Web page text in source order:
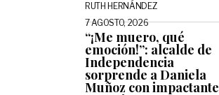
RUTH HERNÁNDEZ
7 AGOSTO, 2026
“¡Me muero, qué
emoción!”: alcalde de
Independencia
sorprende a Daniela
Muñoz con impactante